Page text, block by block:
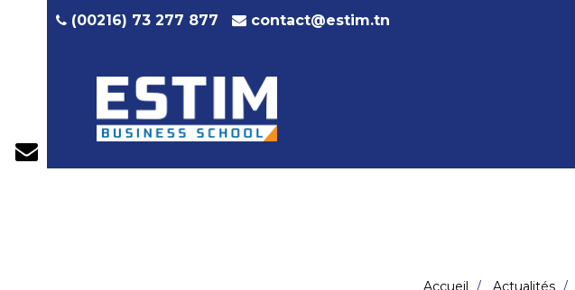
(00216) 73 277 877 contact@estim.tn
Accueil Actualités